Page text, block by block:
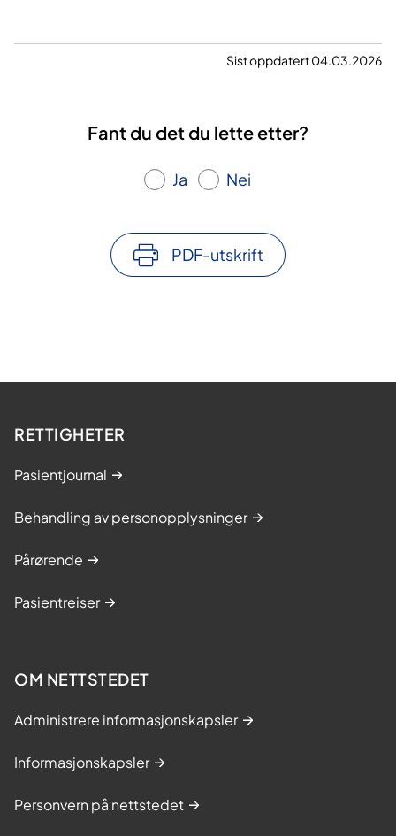
Sist oppdatert 04.03.2026
Fant du det du lette etter?
Ja Nei
PDF-utskrift
RETTIGHETER
Pasientjournal
Behandling av personopplysninger
Pårørende
Pasientreiser
OM NETTSTEDET
Administrere informasjonskapsler
Informasjonskapsler
Personvern på nettstedet